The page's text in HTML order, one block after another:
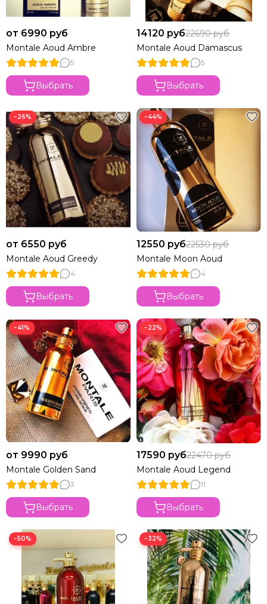
от 6990 руб
Montale Aoud Ambre
5
Выбрать
14120 руб22690 руб
Montale Aoud Damascus
5
Выбрать
−26%
от 6550 руб
Montale Aoud Greedy
4
Выбрать
−44%
12550 руб22530 руб
Montale Moon Aoud
4
Выбрать
−41%
от 9990 руб
Montale Golden Sand
3
Выбрать
−22%
17590 руб22470 руб
Montale Aoud Legend
11
Выбрать
−50% −32%